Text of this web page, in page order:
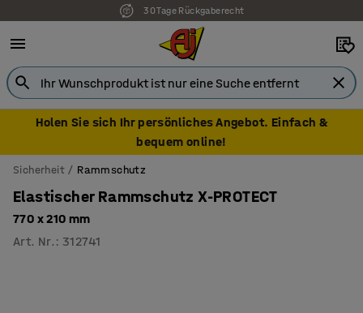
30 Tage Rückgaberecht
7 Jahre Garantie
Holen Sie sich Ihr persönliches Angebot. Einfach &
bequem online!
Sicherheit Rammschutz
Elastischer Rammschutz X-PROTECT
770 x 210 mm
Art. Nr. : 312741